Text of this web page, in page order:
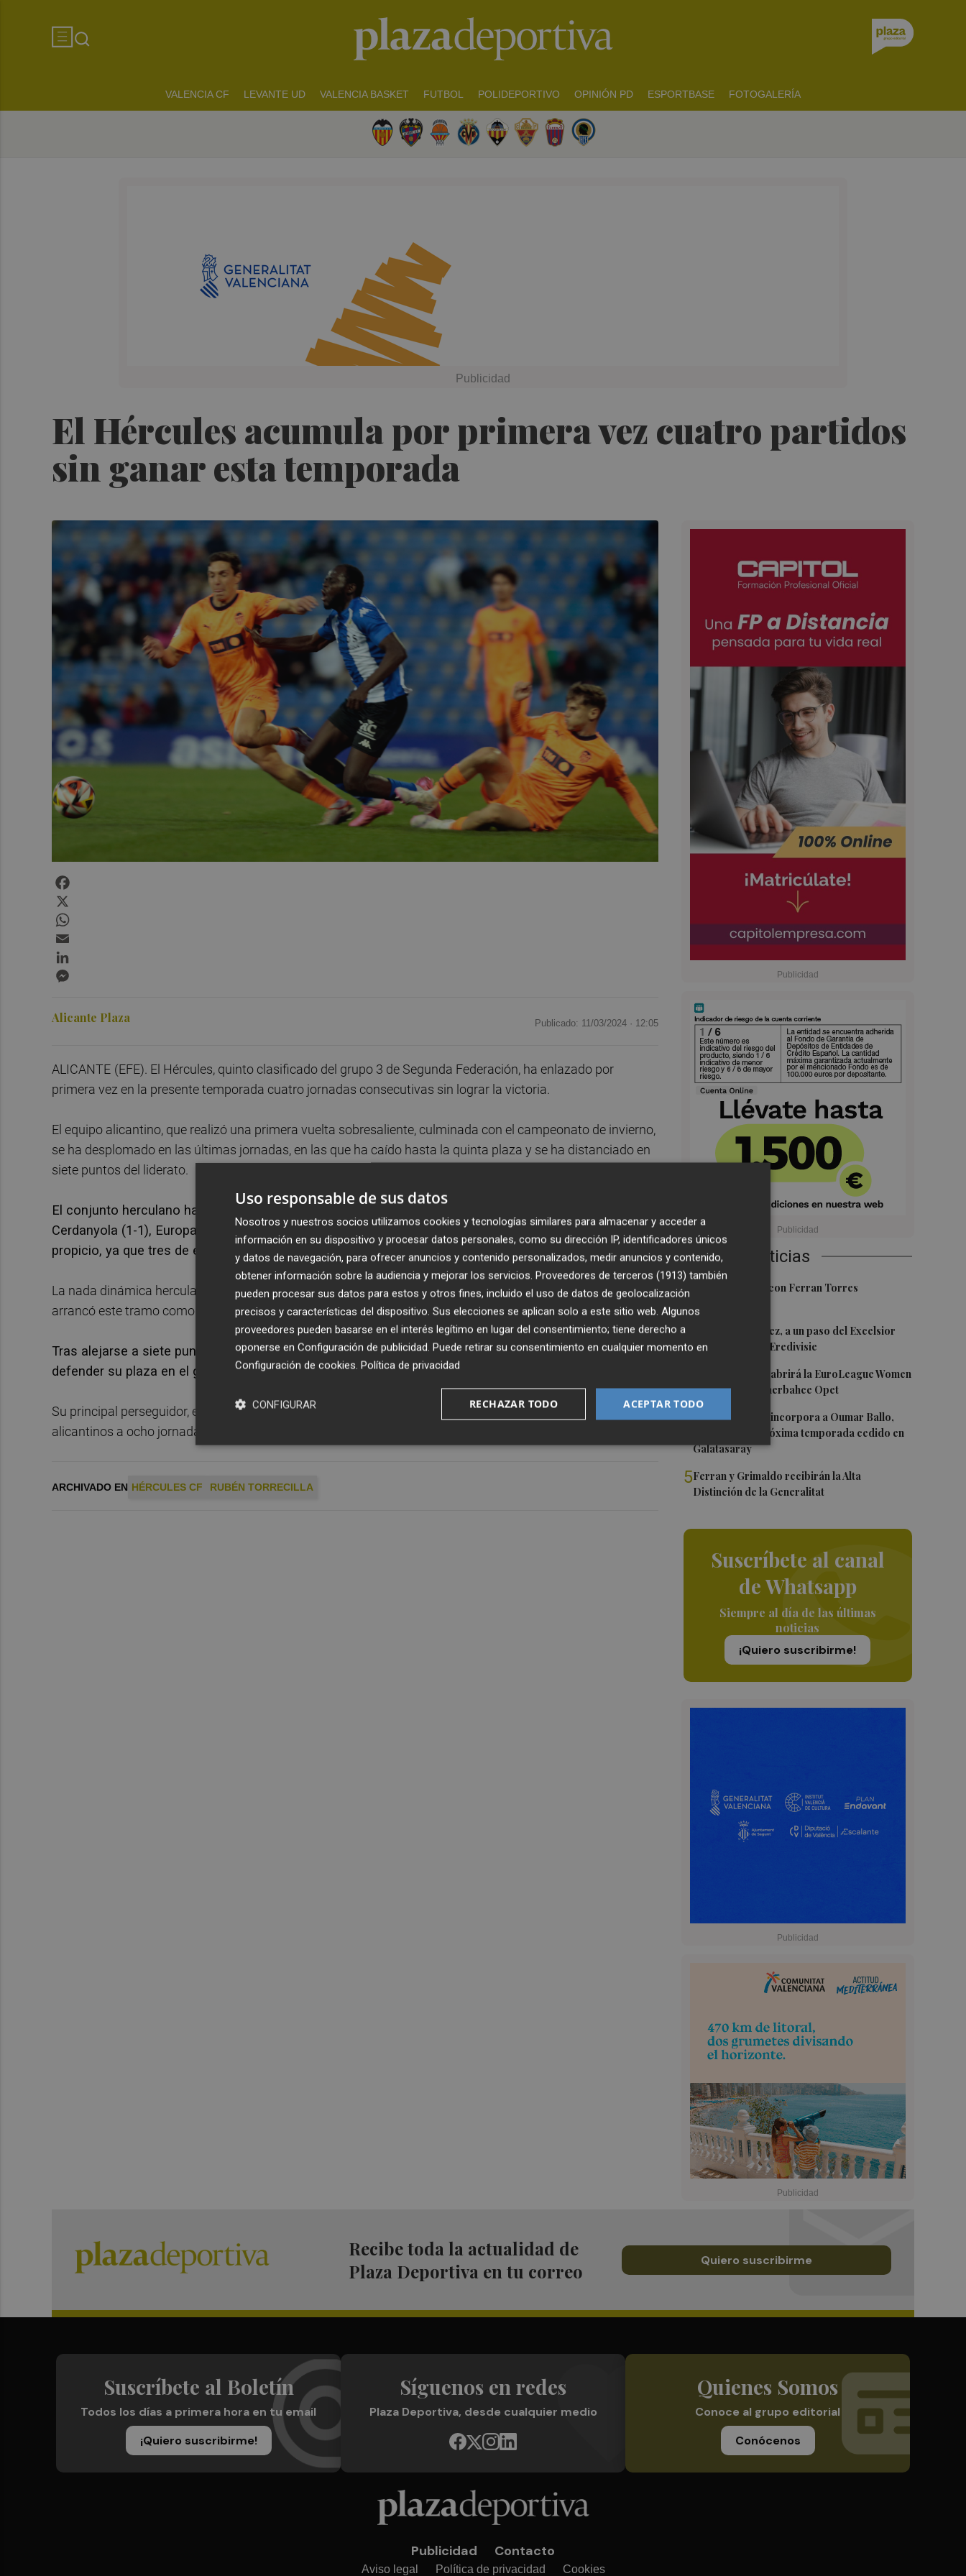
VALENCIA CF LEVANTE UD VALENCIA BASKET FUTBOL POLIDEPORTIVO OPINIÓN PD ESPORTBASE FOTOGALERÍA
El Hércules acumula por primera vez cuatro partidos
sin ganar esta temporada
Últimas Noticias
1
Foios se vuelca con Ferran Torres
2
Mario Domínguez, a un paso del Excelsior
Róterdam de la Eredivisie
Valencia Basket abrirá la EuroLeague Women
en casa ante Fenerbahce Opet
4Valencia Basket incorpora a Oumar Ballo,
que jugará la próxima temporada cedido en
Galatasaray
5Ferran y Grimaldo recibirán la Alta
Distinción de la Generalitat
Suscríbete al canal
de Whatsapp
Siempre al día de las últimas
noticias
¡Quiero suscribirme!
Alicante Plaza Publicado: 11/03/2024 · 12:05
ALICANTE (EFE). El Hércules, quinto clasificado del grupo 3 de Segunda Federación, ha enlazado por
primera vez en la presente temporada cuatro jornadas consecutivas sin lograr la victoria.
El equipo alicantino, que realizó una primera vuelta sobresaliente, culminada con el campeonato de invierno,
se ha desplomado en las últimas jornadas, en las que ha caído hasta la quinta plaza y se ha distanciado en
siete puntos del liderato.
El conjunto herculano ha sido incapaz de ganar de forma consecutiva a la Penya Independent (2-3),
Cerdanyola (1-1), Europa (0-0) y Valencia Mestalla (0-0), desperdiciando además un calendario
propicio, ya que tres de estos cuatro partidos los disputó como local en el estadio Rico Pérez.
La nada dinámica herculana se prolonga desde el inicio de la segunda vuelta, en la que el Hércules, que
arrancó este tramo como líder, sólo ha podido ganar dos partidos y sumar 9 puntos de 27.
Tras alejarse a siete puntos del liderato, el objetivo del equipo alicantino en las próximas jornadas es
defender su plaza en el grupo de equipos en zona de promoción de ascenso.
Su principal perseguidor, el filial del Espanyol de Barcelona, también se encuentra a siete puntos de los
alicantinos a ocho jornadas del final de la competición regular.
ARCHIVADO EN HÉRCULES CF RUBÉN TORRECILLA
Recibe toda la actualidad de
Plaza Deportiva en tu correo
Quiero suscribirme
Suscríbete al Boletín
Todos los días a primera hora en tu email
¡Quiero suscribirme!
Síguenos en redes
Plaza Deportiva, desde cualquier medio
Quienes Somos
Conoce al grupo editorial
Conócenos
Publicidad Contacto
Aviso legal Política de privacidad Cookies
Uso responsable de sus datos
Nosotros y nuestros socios utilizamos cookies y tecnologías similares para almacenar y acceder a
información en su dispositivo y procesar datos personales, como su dirección IP, identificadores únicos
y datos de navegación, para ofrecer anuncios y contenido personalizados, medir anuncios y contenido,
obtener información sobre la audiencia y mejorar los servicios. Proveedores de terceros (1913) también
pueden procesar sus datos para estos y otros fines, incluido el uso de datos de geolocalización
precisos y características del dispositivo. Sus elecciones se aplican solo a este sitio web. Algunos
proveedores pueden basarse en el interés legítimo en lugar del consentimiento; tiene derecho a
oponerse en Configuración de publicidad. Puede retirar su consentimiento en cualquier momento en
Configuración de cookies. Política de privacidad
ACEPTAR TODO
RECHAZAR TODO
CONFIGURAR